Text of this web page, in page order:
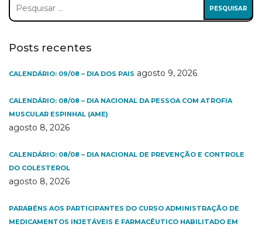
por:
Posts recentes
CALENDÁRIO: 09/08 – DIA DOS PAIS agosto 9, 2026
CALENDÁRIO: 08/08 – DIA NACIONAL DA PESSOA COM ATROFIA
MUSCULAR ESPINHAL (AME)
agosto 8, 2026
CALENDÁRIO: 08/08 – DIA NACIONAL DE PREVENÇÃO E CONTROLE
DO COLESTEROL
agosto 8, 2026
PARABÉNS AOS PARTICIPANTES DO CURSO ADMINISTRAÇÃO DE
MEDICAMENTOS INJETÁVEIS E FARMACÊUTICO HABILITADO EM